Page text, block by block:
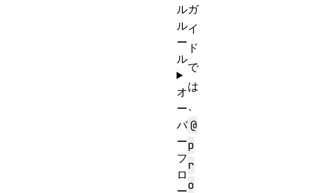
ガ
イ
ド
で
は
@
p
r
o
ル
ル
ー
ル
オ
ー
バ
ー
フ
ロ